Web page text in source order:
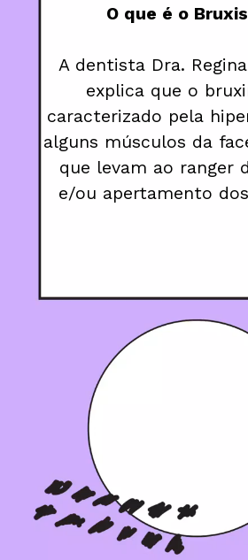
O que é o
A dentista Dra.
explica que o
caracterizado pela
alguns músculos da
que levam ao ranger
e/ou apertamento